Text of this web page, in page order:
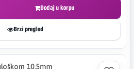
Dodaj u korpu
Brzi pregled